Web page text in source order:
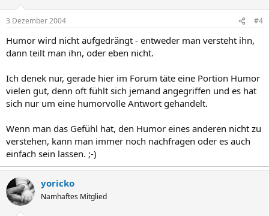
3 Dezember 2004 #4
Humor wird nicht aufgedrängt - entweder man versteht ihn,
dann teilt man ihn, oder eben nicht.
Ich denek nur, gerade hier im Forum täte eine Portion Humor
vielen gut, denn oft fühlt sich jemand angegriffen und es hat
sich nur um eine humorvolle Antwort gehandelt.
Wenn man das Gefühl hat, den Humor eines anderen nicht zu
verstehen, kann man immer noch nachfragen oder es auch
einfach sein lassen. ;-)
yoricko
Namhaftes Mitglied